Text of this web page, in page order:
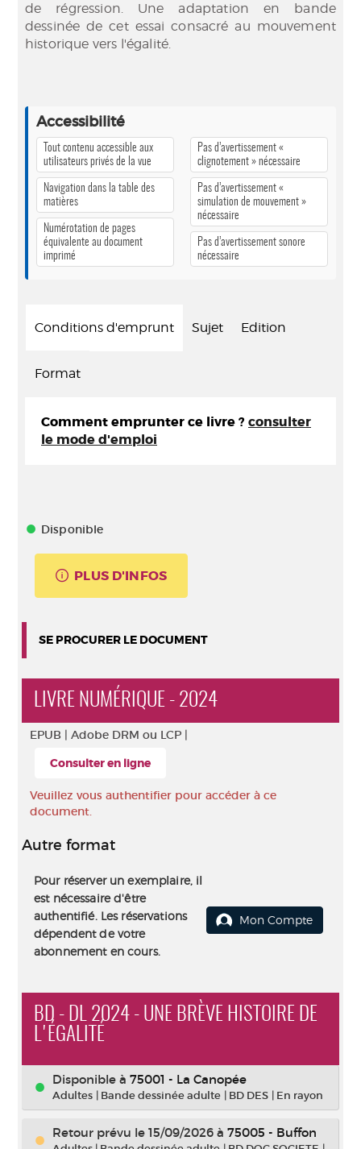
de régression. Une adaptation en bande
dessinée de cet essai consacré au mouvement
historique vers l'égalité.
Accessibilité
Tout contenu accessible aux
utilisateurs privés de la vue
Navigation dans la table des
matières
Numérotation de pages
équivalente au document
imprimé
Pas d’avertissement «
clignotement » nécessaire
Pas d’avertissement «
simulation de mouvement »
nécessaire
Pas d’avertissement sonore
nécessaire
Conditions d'emprunt Sujet Edition
Format
Comment emprunter ce livre ? consulter
le mode d'emploi
Disponible
PLUS D'INFOS
SE PROCURER LE DOCUMENT
LIVRE NUMÉRIQUE - 2024
EPUB | Adobe DRM ou LCP |
Consulter en ligne
Veuillez vous authentifier pour accéder à ce
document.
Autre format
Pour réserver un exemplaire, il
est nécessaire d'être
authentifié. Les réservations
dépendent de votre
abonnement en cours.
Mon Compte
BD - DL 2024 - UNE BRÈVE HISTOIRE DE
L'ÉGALITÉ
Disponible à 75001 - La Canopée
Adultes | Bande dessinée adulte | BD DES | En rayon
Retour prévu le 15/09/2026 à 75005 - Buffon